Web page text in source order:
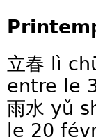
立春 lì
entre le
雨水 yǔ
le 20